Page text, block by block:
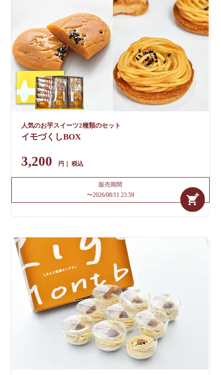
人気のお芋スイーツ2種類のセット
イモづくしBOX
3,200 税込
販売期間
〜2026/08/11 23:59